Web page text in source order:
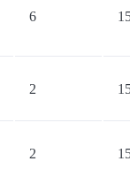
6
2
2